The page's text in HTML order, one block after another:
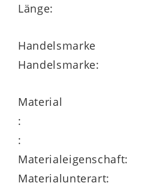
auch aus Massivholz
Gestell betrifft, wählen Sie
erstklassigen und stilvollen
passende Stühle erhältlich.
Alle Möbel der Serie haben
Herstellergarantie
Länge:
Handelsmarke
Handelsmarke:
Material
:
:
Materialeigenschaft:
Materialunterart: